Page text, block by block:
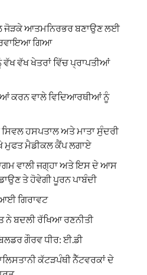
ਜੋੜਕੇ ਆਤਮਨਿਰਭਰ ਬਣਾਉਣ ਲਈ
ਗਿਆ
ਵੱਖ ਖੇਤਰਾਂ ਵਿੱਚ ਪ੍ਰਾਪਤੀਆਂ
ਕਰਨ ਵਾਲੇ ਵਿਦਿਆਰਥੀਆਂ ਨੂੰ
ਹਸਪਤਾਲ ਅਤੇ ਮਾਤਾ ਸੁੰਦਰੀ
ਮੁਫਤ ਮੈਡੀਕਲ ਕੈਂਪ ਲਗਾਏ
ਵਾਲੀ ਜਗ੍ਹਾ ਅਤੇ ਇਸ ਦੇ ਆਸ
ਤੇ ਹੋਵੇਗੀ ਪੂਰਨ ਪਾਬੰਦੀ
ਆਈ ਗਿਰਾਵਟ
ਬਦਲੀ ਰੱਖਿਆ ਰਣਨੀਤੀ
ਗੌਰਵ ਧੀਰ: ਈ.ਡੀ
ਕੱਟੜਪੰਥੀ ਨੈੱਟਵਰਕਾਂ ਦੇ